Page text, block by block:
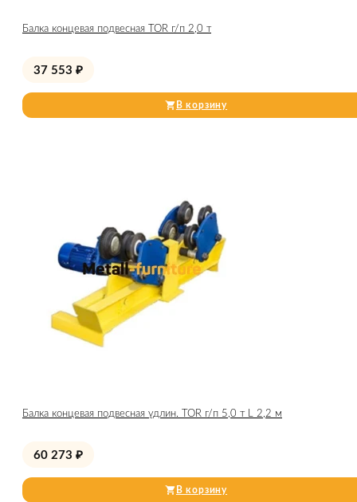
Балка концевая подвесная TOR г/п 2,0 т
37 553 ₽
В корзину
Балка концевая подвесная удлин. TOR г/п 5,0 т L 2,2 м
60 273 ₽
В корзину